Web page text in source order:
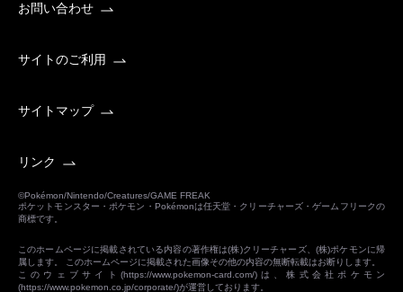
お問い合わせ
サイトのご利用
サイトマップ
リンク
©Pokémon/Nintendo/Creatures/GAME FREAK
ポケットモンスター・ポケモン・Pokémonは任天堂・クリーチャーズ・ゲームフリークの
商標です。
このホームページに掲載されている内容の著作権は(株)クリーチャーズ、(株)ポケモンに帰
属します。 このホームページに掲載された画像その他の内容の無断転載はお断りします。
このウェブサイト(https://www.pokemon-card.com/)は、株式会社ポケモン
(https://www.pokemon.co.jp/corporate/)が運営しております。